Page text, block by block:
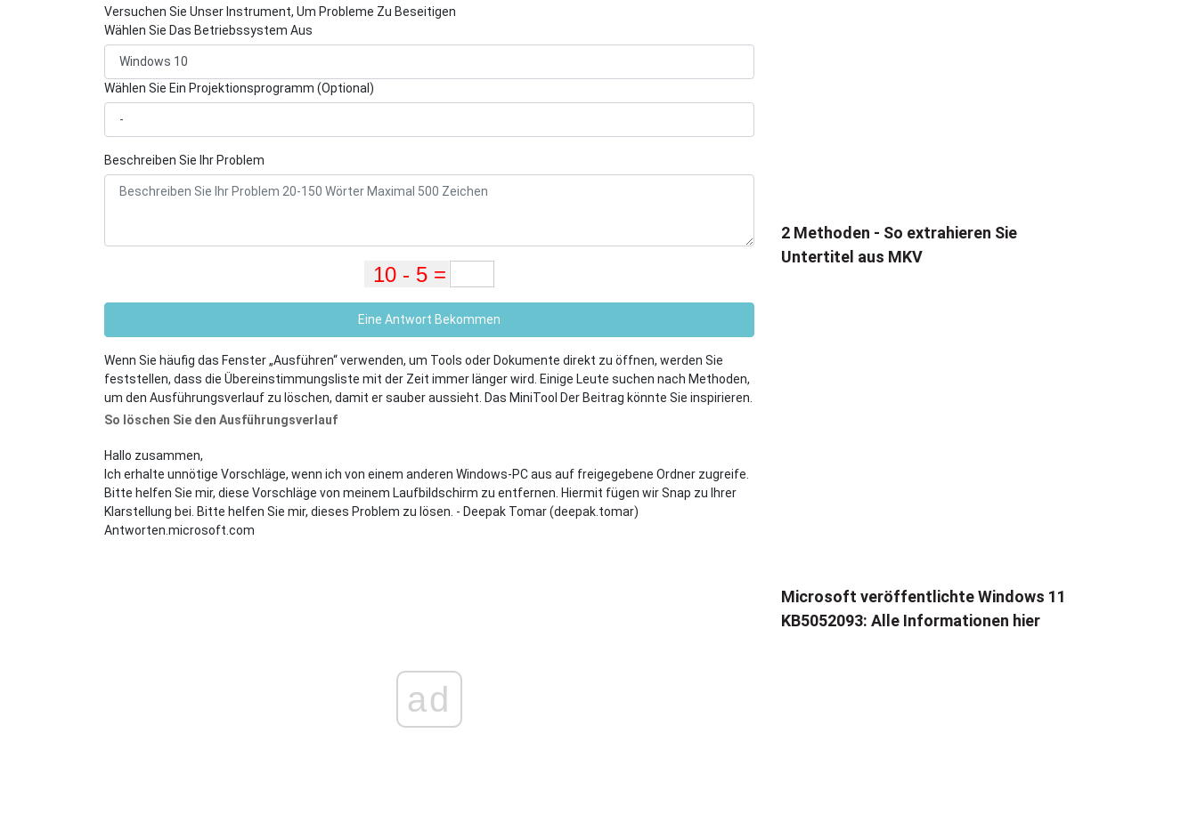
Versuchen Sie Unser Instrument, Um Probleme Zu Beseitigen
Wählen Sie Das Betriebssystem Aus
Wählen Sie Ein Projektionsprogramm (Optional)
Beschreiben Sie Ihr Problem
Eine Antwort Bekommen
Wenn Sie häufig das Fenster „Ausführen“ verwenden, um Tools oder Dokumente direkt zu öffnen, werden Sie
feststellen, dass die Übereinstimmungsliste mit der Zeit immer länger wird. Einige Leute suchen nach Methoden,
um den Ausführungsverlauf zu löschen, damit er sauber aussieht. Das MiniTool Der Beitrag könnte Sie inspirieren.
So löschen Sie den Ausführungsverlauf
Hallo zusammen,
Ich erhalte unnötige Vorschläge, wenn ich von einem anderen Windows-PC aus auf freigegebene Ordner zugreife.
Bitte helfen Sie mir, diese Vorschläge von meinem Laufbildschirm zu entfernen. Hiermit fügen wir Snap zu Ihrer
Klarstellung bei. Bitte helfen Sie mir, dieses Problem zu lösen. - Deepak Tomar (deepak.tomar)
Antworten.microsoft.com
ad
2 Methoden - So extrahieren Sie
Untertitel aus MKV
Microsoft veröffentlichte Windows 11
KB5052093: Alle Informationen hier